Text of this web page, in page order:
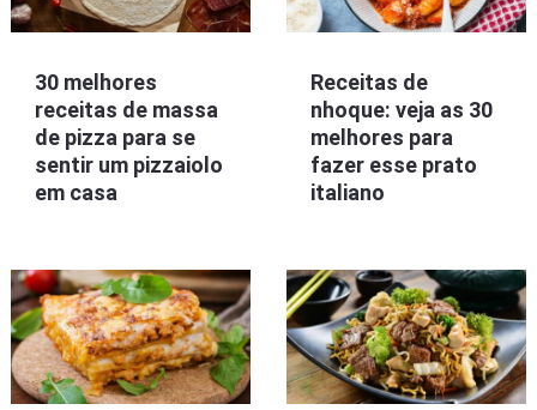
30 melhores
receitas de massa
de pizza para se
sentir um pizzaiolo
em casa
Receitas de
nhoque: veja as 30
melhores para
fazer esse prato
italiano